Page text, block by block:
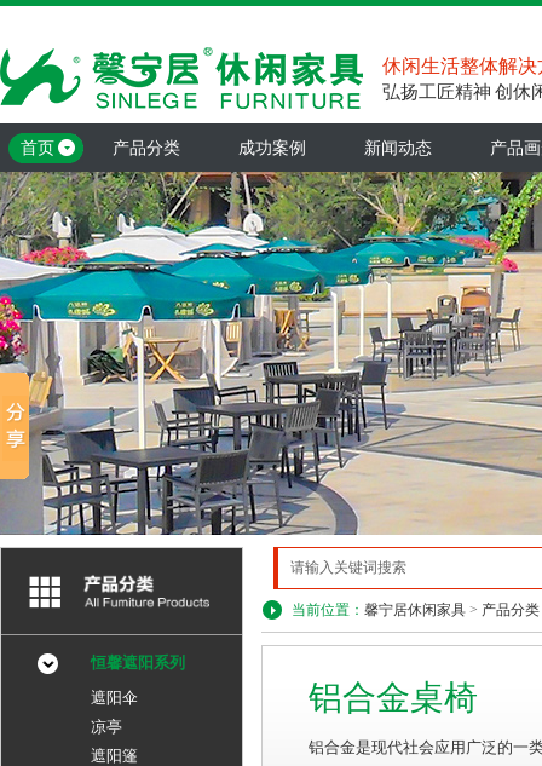
休闲生活整体解决
弘扬工匠精神 创休
首页 产品分类 成功案例 新闻动态 产品
当前位置： 馨宁居休闲家具 > 产品分类
铝合金桌椅
铝合金是现代社会应用广泛的一
恒馨遮阳系列
遮阳伞
凉亭
遮阳篷